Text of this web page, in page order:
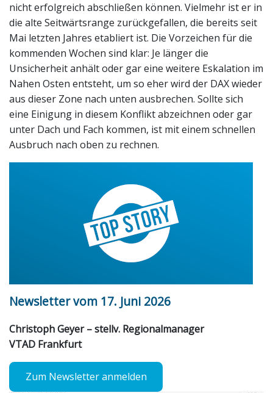
nicht erfolgreich abschließen können. Vielmehr ist er in
die alte Seitwärtsrange zurückgefallen, die bereits seit
Mai letzten Jahres etabliert ist. Die Vorzeichen für die
kommenden Wochen sind klar: Je länger die
Unsicherheit anhält oder gar eine weitere Eskalation im
Nahen Osten entsteht, um so eher wird der DAX wieder
aus dieser Zone nach unten ausbrechen. Sollte sich
eine Einigung in diesem Konflikt abzeichnen oder gar
unter Dach und Fach kommen, ist mit einem schnellen
Ausbruch nach oben zu rechnen.
Newsletter vom 17. Juni 2026
Christoph Geyer – stellv. Regionalmanager
VTAD Frankfurt
Zum Newsletter anmelden